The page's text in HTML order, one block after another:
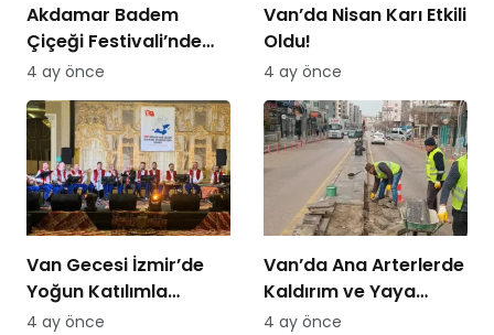
Akdamar Badem
Çiçeği Festivali’nde
Bisiklet Turu Heyecanı
4 ay önce
Van’da Nisan Karı Etkili
Oldu!
4 ay önce
Van Gecesi İzmir’de
Yoğun Katılımla
Düzenlendi
4 ay önce
Van’da Ana Arterlerde
Kaldırım ve Yaya
Yolları Yenileniyor
4 ay önce